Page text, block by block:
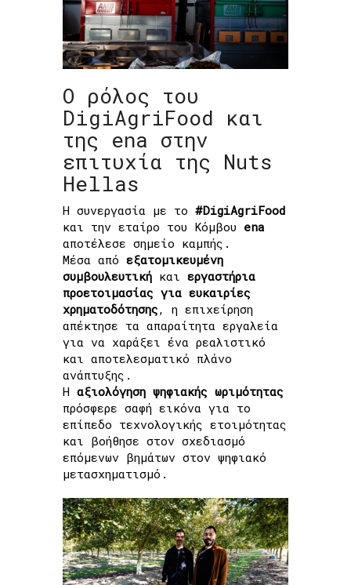
Ο ρόλος του
DigiAgriFood και
της ena στην
επιτυχία της Nuts
Hellas
Η συνεργασία με το #DigiAgriFood
και την εταίρο του Κόμβου ena
αποτέλεσε σημείο καμπής.
Μέσα από εξατομικευμένη
συμβουλευτική και εργαστήρια
προετοιμασίας για ευκαιρίες
χρηματοδότησης, η επιχείρηση
απέκτησε τα απαραίτητα εργαλεία
για να χαράξει ένα ρεαλιστικό
και αποτελεσματικό πλάνο
ανάπτυξης.
Η αξιολόγηση ψηφιακής ωριμότητας
πρόσφερε σαφή εικόνα για το
επίπεδο τεχνολογικής ετοιμότητας
και βοήθησε στον σχεδιασμό
επόμενων βημάτων στον ψηφιακό
μετασχηματισμό.